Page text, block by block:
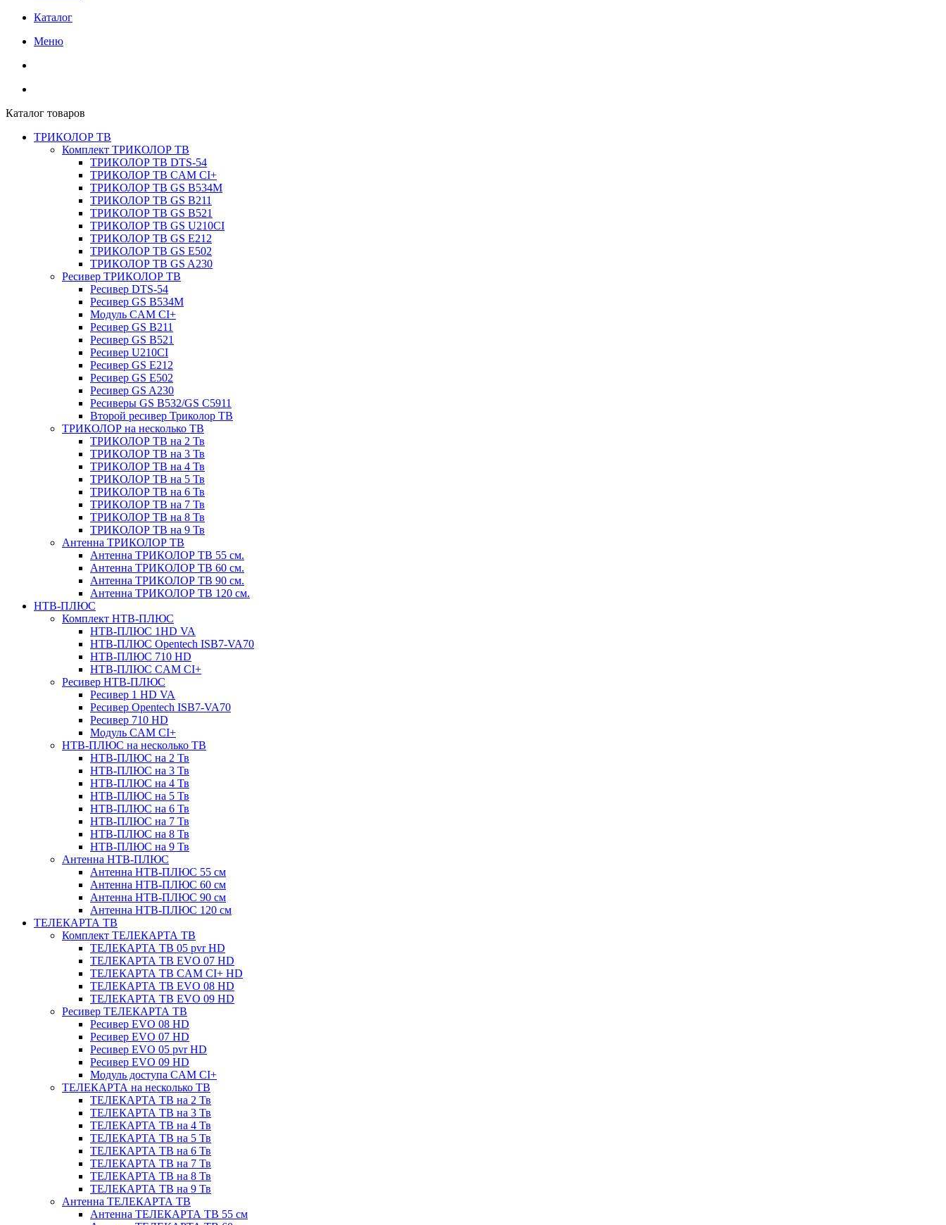
Каталог
Меню
Каталог товаров
ТРИКОЛОР ТВ
Комплект ТРИКОЛОР ТВ
ТРИКОЛОР ТВ DTS-54
ТРИКОЛОР ТВ CAM CI+
ТРИКОЛОР ТВ GS B534M
ТРИКОЛОР ТВ GS B211
ТРИКОЛОР ТВ GS B521
ТРИКОЛОР ТВ GS U210CI
ТРИКОЛОР ТВ GS E212
ТРИКОЛОР ТВ GS E502
ТРИКОЛОР ТВ GS A230
Ресивер ТРИКОЛОР ТВ
Ресивер DTS-54
Ресивер GS B534M
Модуль CAM CI+
Ресивер GS B211
Ресивер GS B521
Ресивер U210CI
Ресивер GS E212
Ресивер GS E502
Ресивер GS A230
Ресиверы GS B532/GS C5911
Второй ресивер Триколор ТВ
ТРИКОЛОР на несколько ТВ
ТРИКОЛОР ТВ на 2 Тв
ТРИКОЛОР ТВ на 3 Тв
ТРИКОЛОР ТВ на 4 Тв
ТРИКОЛОР ТВ на 5 Тв
ТРИКОЛОР ТВ на 6 Тв
ТРИКОЛОР ТВ на 7 Тв
ТРИКОЛОР ТВ на 8 Тв
ТРИКОЛОР ТВ на 9 Тв
Антенна ТРИКОЛОР ТВ
Антенна ТРИКОЛОР ТВ 55 см.
Антенна ТРИКОЛОР ТВ 60 см.
Антенна ТРИКОЛОР ТВ 90 см.
Антенна ТРИКОЛОР ТВ 120 см.
НТВ-ПЛЮС
Комплект НТВ-ПЛЮС
НТВ-ПЛЮС 1HD VA
НТВ-ПЛЮС Opentech ISB7-VA70
НТВ-ПЛЮС 710 HD
НТВ-ПЛЮС CAM CI+
Ресивер НТВ-ПЛЮС
Ресивер 1 HD VA
Ресивер Opentech ISB7-VA70
Ресивер 710 HD
Модуль CAM CI+
НТВ-ПЛЮС на несколько ТВ
НТВ-ПЛЮС на 2 Тв
НТВ-ПЛЮС на 3 Тв
НТВ-ПЛЮС на 4 Тв
НТВ-ПЛЮС на 5 Тв
НТВ-ПЛЮС на 6 Тв
НТВ-ПЛЮС на 7 Тв
НТВ-ПЛЮС на 8 Тв
НТВ-ПЛЮС на 9 Тв
Антенна НТВ-ПЛЮС
Антенна НТВ-ПЛЮС 55 см
Антенна НТВ-ПЛЮС 60 см
Антенна НТВ-ПЛЮС 90 см
Антенна НТВ-ПЛЮС 120 см
ТЕЛЕКАРТА ТВ
Комплект ТЕЛЕКАРТА ТВ
ТЕЛЕКАРТА ТВ 05 pvr HD
ТЕЛЕКАРТА ТВ EVO 07 HD
ТЕЛЕКАРТА ТВ CAM CI+ HD
ТЕЛЕКАРТА ТВ EVO 08 HD
ТЕЛЕКАРТА ТВ EVO 09 HD
Ресивер ТЕЛЕКАРТА ТВ
Ресивер EVO 08 HD
Ресивер EVO 07 HD
Ресивер EVO 05 pvr HD
Ресивер EVO 09 HD
Модуль доступа CAM CI+
ТЕЛЕКАРТА на несколько ТВ
ТЕЛЕКАРТА ТВ на 2 Тв
ТЕЛЕКАРТА ТВ на 3 Тв
ТЕЛЕКАРТА ТВ на 4 Тв
ТЕЛЕКАРТА ТВ на 5 Тв
ТЕЛЕКАРТА ТВ на 6 Тв
ТЕЛЕКАРТА ТВ на 7 Тв
ТЕЛЕКАРТА ТВ на 8 Тв
ТЕЛЕКАРТА ТВ на 9 Тв
Антенна ТЕЛЕКАРТА ТВ
Антенна ТЕЛЕКАРТА ТВ 55 см